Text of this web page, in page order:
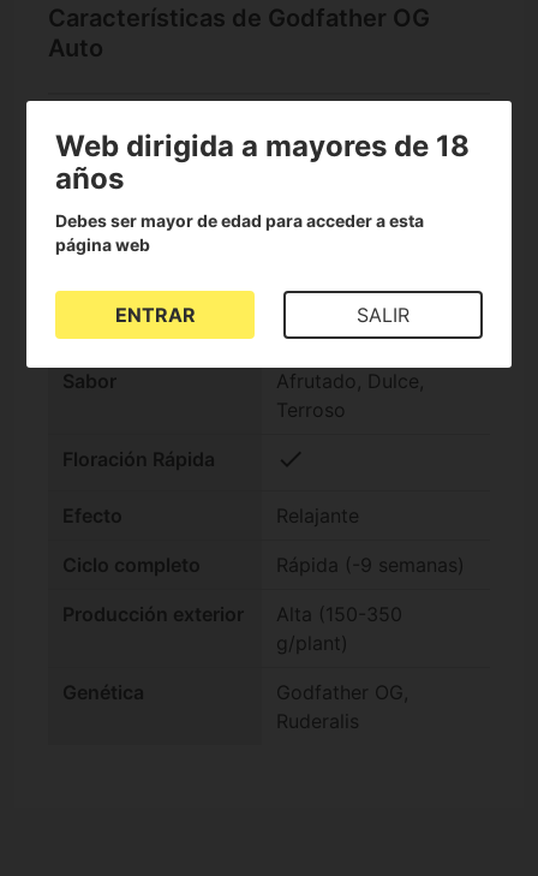
Características de Godfather OG
Auto
Semillas Auto check
Nivel de THC
Genotipo
Índica +60%
Sabor
Afrutado, Dulce,
Terroso
Floración Rápida check
Efecto Relajante
Ciclo completo Rápida (-9 semanas)
Producción exterior
Alta (150-350
g/plant)
Genética
Godfather OG,
Ruderalis
Web dirigida a mayores de 18
años
Debes ser mayor de edad para acceder a esta
página web
ENTRAR SALIR